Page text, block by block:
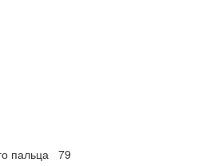
пальца 79